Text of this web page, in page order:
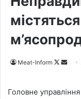
Meat-Inform
F
Головне